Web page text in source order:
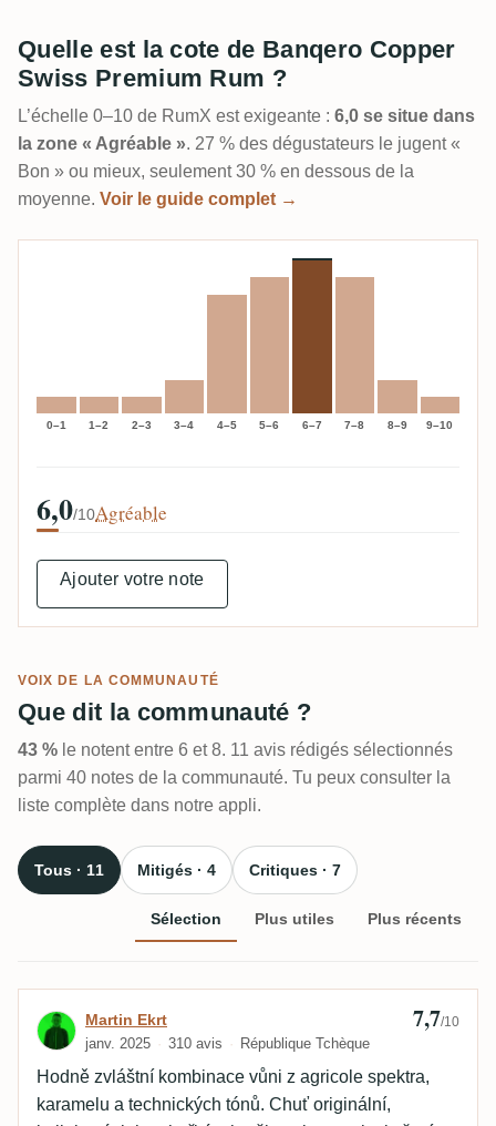
Quelle est la cote de Banqero Copper
Swiss Premium Rum ?
L’échelle 0–10 de RumX est exigeante : 6,0 se situe dans
la zone « Agréable ». 27 % des dégustateurs le jugent «
Bon » ou mieux, seulement 30 % en dessous de la
moyenne. Voir le guide complet →
0–1 1–2 2–3 3–4 4–5 5–6 6–7 7–8 8–9 9–10
6,0/10Agréable
Ajouter votre note
VOIX DE LA COMMUNAUTÉ
Que dit la communauté ?
43 % le notent entre 6 et 8. 11 avis rédigés sélectionnés
parmi 40 notes de la communauté. Tu peux consulter la
liste complète dans notre appli.
Tous · 11 Mitigés · 4 Critiques · 7
Sélection Plus utiles Plus récents
Avis de Martin Ekrt
Martin Ekrt
janv. 2025 310 avis République Tchèque
7,7/10
Hodně zvláštní kombinace vůni z agricole spektra,
karamelu a technických tónů. Chuť originální,